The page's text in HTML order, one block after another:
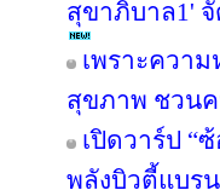
สุขาภิบาล1'
เพราะควา
สุขภาพ ชวน
เปิดวาร์ป “
พลังบิวตี้แบร